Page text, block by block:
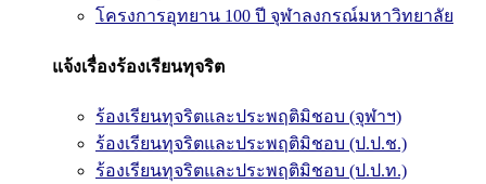
โครงการอุทยาน 100 ปี จุฬาลงกรณ์มหาวิทยาลัย
แจ้งเรื่องร้องเรียนทุจริต
ร้องเรียนทุจริตและประพฤติมิชอบ (จุฬาฯ)
ร้องเรียนทุจริตและประพฤติมิชอบ (ป.ป.ช.)
ร้องเรียนทุจริตและประพฤติมิชอบ (ป.ป.ท.)